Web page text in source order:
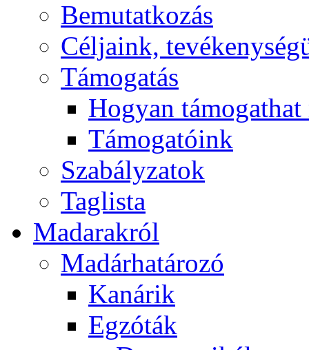
Bemutatkozás
Céljaink,
Támogatás
Hogyan
Támogatóink
Szabályzatok
Taglista
Madarakról
Madárhatározó
Kanárik
Egzóták